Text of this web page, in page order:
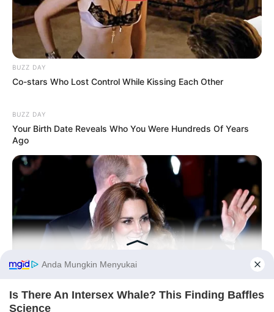
Tampil Lebih Modern, 7 Potret
Hasil Renovasi Rumah Berusia
90 Tahun
BUZZ DAY
Co-stars Who Lost Control While Kissing Each Other
BUZZ DAY
Your Birth Date Reveals Who You Were Hundreds Of Years
Ago
BUZZ DAY
Before You Go